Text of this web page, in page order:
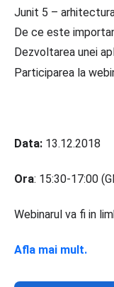
Junit 5 –
De ce este
Dezvoltarea unei
Participarea la
Data: 13.12.2018
Ora: 15:30-17:00
Webinarul va fi in
Afla mai mult.